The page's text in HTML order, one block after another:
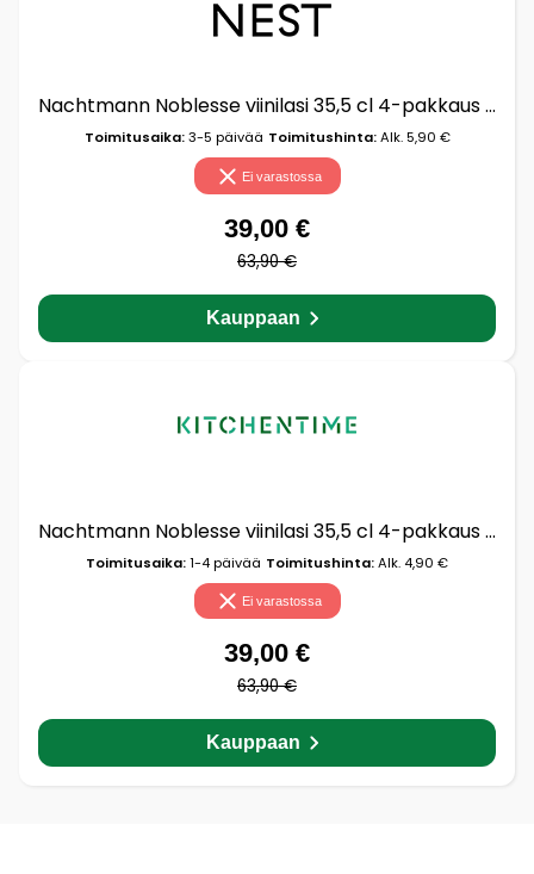
Nachtmann Noblesse viinilasi 35,5 cl 4-pakkaus Kirkas
Toimitusaika:3-5 päivää Toimitushinta:Alk. 5,90 €
Ei varastossa
39,00 €
63,90 €
Kauppaan
Nachtmann Noblesse viinilasi 35,5 cl 4-pakkaus Kirkas
Toimitusaika:1-4 päivää Toimitushinta:Alk. 4,90 €
Ei varastossa
39,00 €
63,90 €
Kauppaan